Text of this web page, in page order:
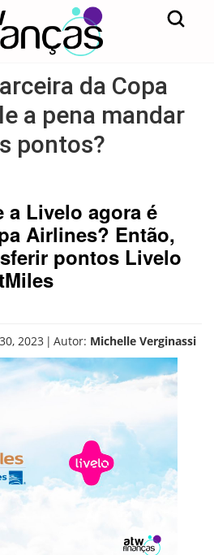
da Copa
a pena mandar
pontos?
a Livelo agora é
Airlines? Então,
pontos Livelo
2023 | Autor: Michelle Verginassi